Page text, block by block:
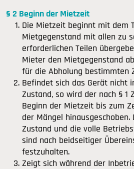
§ 2 Beginn der Mietzeit
Die Mietzeit beginnt mit dem
Mietgegenstand mit allen zu
erforderlichen Teilen
Mieter den Mietgegenstand
für die Abholung bestimmten
Befindet sich das Gerät nicht
Zustand, so wird der nach § 1
Beginn der Mietzeit bis zum
der Mängel
Zustand und die volle
sind nach beidseitiger
festzuhalten.
Zeigt sich während der